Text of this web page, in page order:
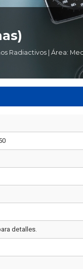
Radiactivos | Área:
detalles.